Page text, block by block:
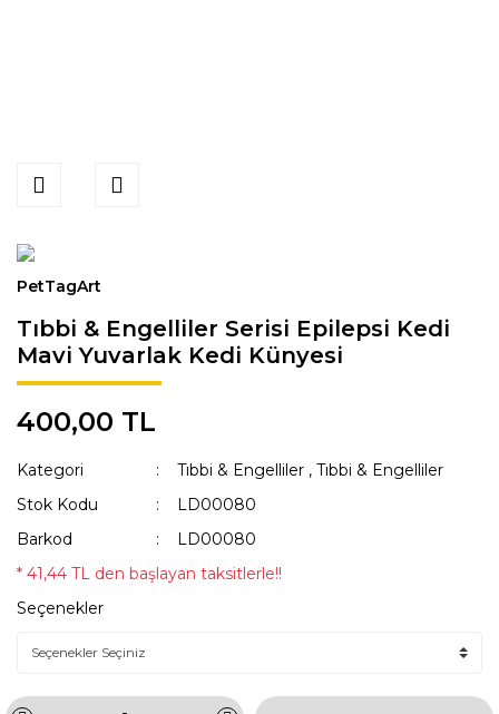
PetTagArt
Tıbbi & Engelliler Serisi Epilepsi Kedi
Mavi Yuvarlak Kedi Künyesi
400,00 TL
Kategori Tıbbi & Engelliler ,Tıbbi & Engelliler
Stok Kodu
LD00080
Barkod
LD00080
* 41,44 TL den başlayan taksitlerle!!
Seçenekler